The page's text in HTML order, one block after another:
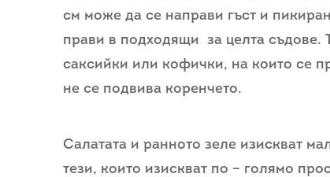
см може да се направи гъст и
прави в подходящи за целта съдове.
саксийки или кофички, на които се
не се подвива коренчето.
Салатата и ранното зеле изискват
тези, които изискват по – голямо